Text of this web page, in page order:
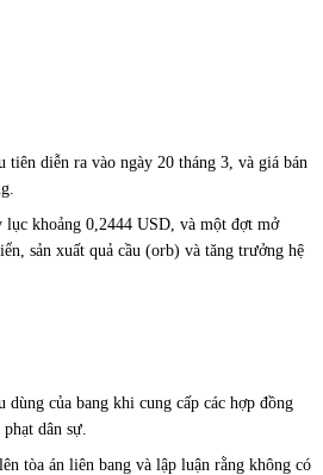
diễn ra vào ngày 20 tháng 3, và giá bán
lục khoảng 0,2444 USD, và một đợt mở
sản xuất quả cầu (orb) và tăng trưởng hệ
của bang khi cung cấp các hợp đồng
dân sự.
tòa án liên bang và lập luận rằng không có